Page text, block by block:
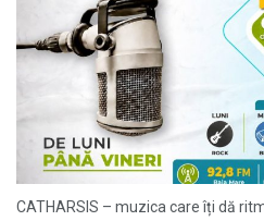
CATHARSIS – muzica care îți dă